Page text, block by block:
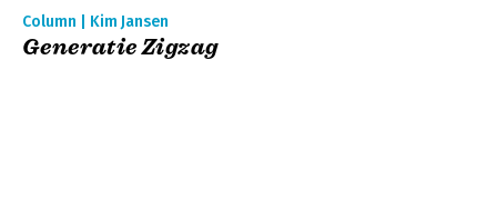
Column | Kim Jansen
Generatie Zigzag